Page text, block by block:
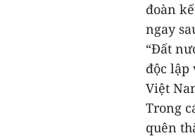
đoàn
ngay
“Đất
độc lập
Việt
Trong
quên